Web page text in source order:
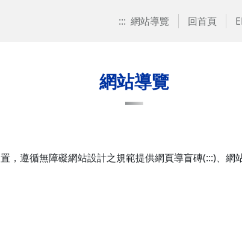
::: 網站導覽 回首頁
網站導覽
，遵循無障礙網站設計之規範提供網頁導盲磚(:::)、網